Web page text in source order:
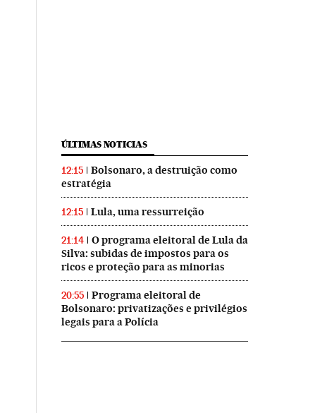
ÚLTIMAS NOTICIAS
12:15
Bolsonaro, a destruição como
estratégia
12:15 Lula, uma ressurreição
21:14
O programa eleitoral de Lula da
Silva: subidas de impostos para os
ricos e proteção para as minorias
20:55
Programa eleitoral de
Bolsonaro: privatizações e privilégios
legais para a Polícia